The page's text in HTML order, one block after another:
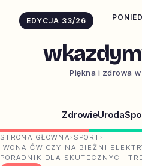
EDYCJA 33/26
Piękna i zdrowa
ZdrowieUroda
STRONA GŁÓWNA › SPORT ›
IWONA ĆWICZY NA BIEŻNI
PORADNIK DLA SKUTECZNYCH